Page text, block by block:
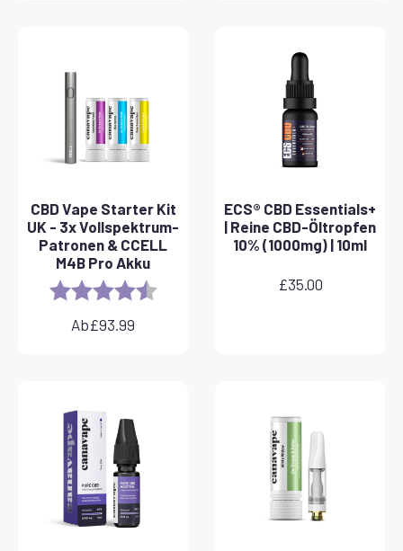
CBD Vape Starter Kit
UK - 3x Vollspektrum-
Patronen & CCELL
M4B Pro Akku
Rating: 4.8 out of 5 stars
Ab£93.99
ECS® CBD Essentials+
| Reine CBD-Öltropfen
10% (1000mg) | 10ml
£35.00